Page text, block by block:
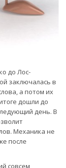
до Лос-
заключалась в
а потом их
дошли до
день. В
Механика не
после
совсем